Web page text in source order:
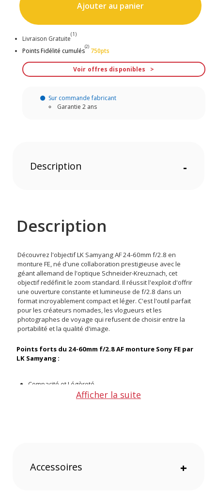
Ajouter au panier
Livraison Gratuite
(1)
Points Fidélité cumulés
(2)
750pts
Voir offres disponibles
Sur commande fabricant
Garantie 2 ans
Description -
Description
Découvrez l'objectif LK Samyang AF 24-60mm f/2.8 en
monture FE, né d'une collaboration prestigieuse avec le
géant allemand de l'optique Schneider-Kreuznach, cet
objectif redéfinit le zoom standard. Il réussit l'exploit d'offrir
une ouverture constante et lumineuse de f/2.8 dans un
format incroyablement compact et léger. C'est l'outil parfait
pour les créateurs nomades, les vlogueurs et les
photographes de voyage qui refusent de choisir entre la
portabilité et la qualité d'image.
Points forts du 24-60mm f/2.8 AF monture Sony FE par
LK Samyang :
Compacité et Légèreté
Partenariat avec Schneider-Kreuznach
Le principal atout de cet objectif est son poids. Pesant moins
Afficher la suite
Accessoires +